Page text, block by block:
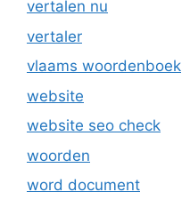
vertalen nu
vertaler
vlaams woordenboek
website
website seo check
woorden
word document